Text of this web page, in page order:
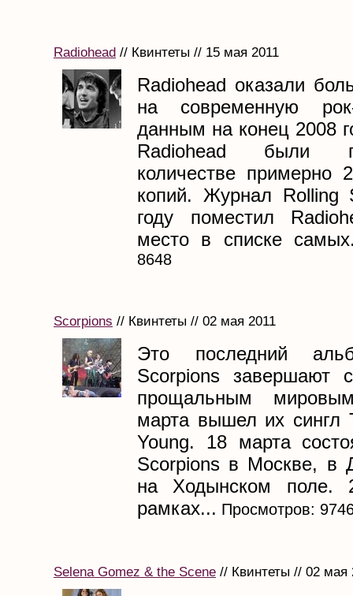
Radiohead // Квинтеты // 15 мая 2011
Radiohead оказали
на современную
данным на конец 2008
Radiohead были
количестве примерно
копий. Журнал Rolling
году поместил
место в списке
8648
Scorpions // Квинтеты // 02 мая 2011
Это последний
Scorpions завершают
прощальным
марта вышел их сингл
Young. 18 марта
Scorpions в Москве, в
на Ходынском поле.
рамках... Просмотров:
Selena Gomez & the Scene // Квинтеты // 02 мая